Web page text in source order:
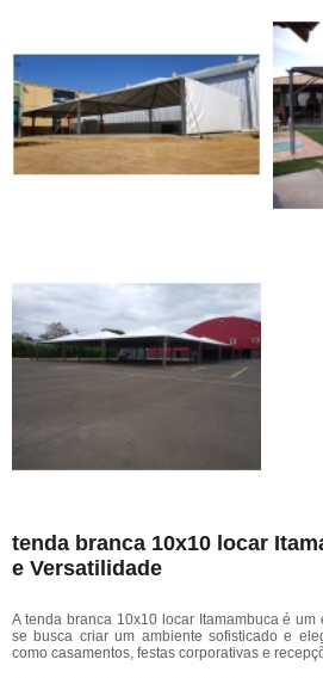
tenda branca 10x10 locar
e Versatilidade
A tenda branca 10x10 locar Itamambuca é
se busca criar um ambiente sofisticado e
como casamentos, festas corporativas e